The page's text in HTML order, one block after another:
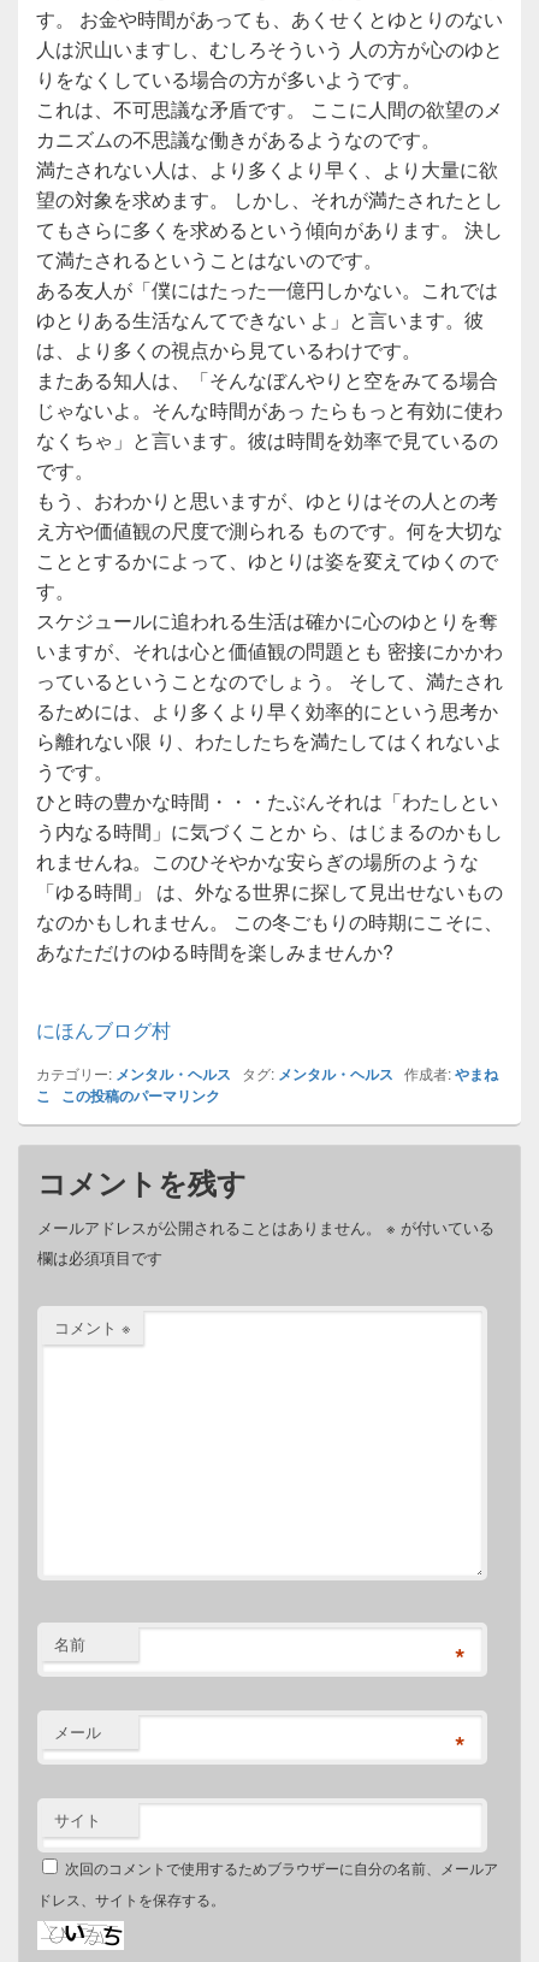
す。 お金や時間があっても、あくせくとゆとりのない
人は沢山いますし、むしろそういう 人の方が心のゆと
りをなくしている場合の方が多いようです。
これは、不可思議な矛盾です。 ここに人間の欲望のメ
カニズムの不思議な働きがあるようなのです。
満たされない人は、より多くより早く、より大量に欲
望の対象を求めます。 しかし、それが満たされたとし
てもさらに多くを求めるという傾向があります。 決し
て満たされるということはないのです。
ある友人が「僕にはたった一億円しかない。これでは
ゆとりある生活なんてできない よ」と言います。彼
は、より多くの視点から見ているわけです。
またある知人は、「そんなぼんやりと空をみてる場合
じゃないよ。そんな時間があっ たらもっと有効に使わ
なくちゃ」と言います。彼は時間を効率で見ているの
です。
もう、おわかりと思いますが、ゆとりはその人との考
え方や価値観の尺度で測られる ものです。何を大切な
こととするかによって、ゆとりは姿を変えてゆくので
す。
スケジュールに追われる生活は確かに心のゆとりを奪
いますが、それは心と価値観の問題とも 密接にかかわ
っているということなのでしょう。 そして、満たされ
るためには、より多くより早く効率的にという思考か
ら離れない限 り、わたしたちを満たしてはくれないよ
うです。
ひと時の豊かな時間・・・たぶんそれは「わたしとい
う内なる時間」に気づくことか ら、はじまるのかもし
れませんね。このひそやかな安らぎの場所のような
「ゆる時間」 は、外なる世界に探して見出せないもの
なのかもしれません。 この冬ごもりの時期にこそに、
あなただけのゆる時間を楽しみませんか?
にほんブログ村
カテゴリー: メンタル・ヘルス タグ: メンタル・ヘルス 作成者:やまね
こ
この投稿のパーマリンク
コメントを残す
メールアドレスが公開されることはありません。 ※ が付いている
欄は必須項目です
コメント ※
名前 *
メール *
サイト
次回のコメントで使用するためブラウザーに自分の名前、メールア
ドレス、サイトを保存する。